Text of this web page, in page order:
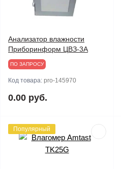
Анализатор влажности
Приборинформ ЦВЗ-3А
ПО ЗАПРОСУ
Код товара: pro-145970
0.00 руб.
Популярный